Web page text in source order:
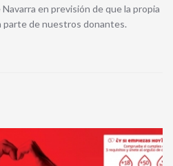
en previsión de que la propia
de nuestros donantes.